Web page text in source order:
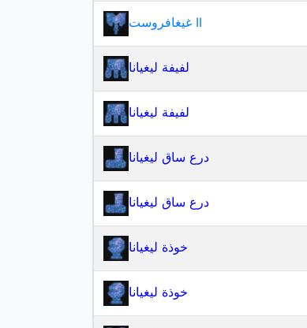
غيغافروست II
لفيفة ليغيانا
لفيفة ليغيانا
درع ساق ليغيانا
درع ساق ليغيانا
خوذة ليغيانا
خوذة ليغيانا